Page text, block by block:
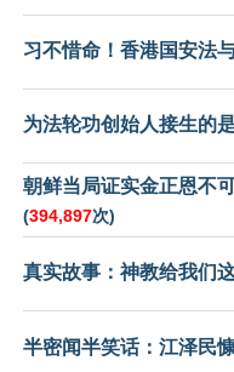
习不惜命！香港国安法
为法轮功创始人接生的
朝鲜当局证实金正恩不
(394,897次)
真实故事：神教给我们
半密闻半笑话：江泽民